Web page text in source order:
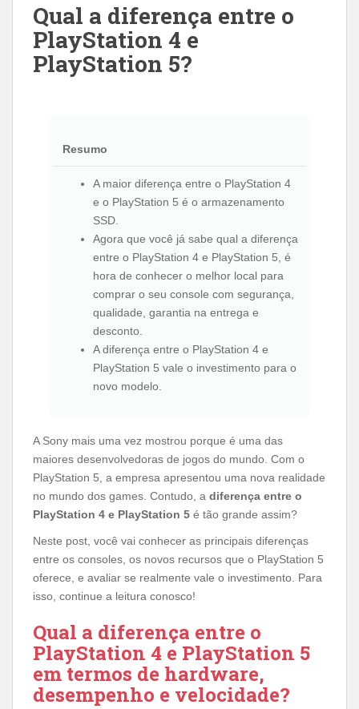
Qual a diferença entre o
PlayStation 4 e
PlayStation 5?
Resumo
A maior diferença entre o PlayStation 4
e o PlayStation 5 é o armazenamento
SSD.
Agora que você já sabe qual a diferença
entre o PlayStation 4 e PlayStation 5, é
hora de conhecer o melhor local para
comprar o seu console com segurança,
qualidade, garantia na entrega e
desconto.
A diferença entre o PlayStation 4 e
PlayStation 5 vale o investimento para o
novo modelo.
A Sony mais uma vez mostrou porque é uma das
maiores desenvolvedoras de jogos do mundo. Com o
PlayStation 5, a empresa apresentou uma nova realidade
no mundo dos games. Contudo, a diferença entre o
PlayStation 4 e PlayStation 5 é tão grande assim?
Neste post, você vai conhecer as principais diferenças
entre os consoles, os novos recursos que o PlayStation 5
oferece, e avaliar se realmente vale o investimento. Para
isso, continue a leitura conosco!
Qual a diferença entre o
PlayStation 4 e PlayStation 5
em termos de hardware,
desempenho e velocidade?